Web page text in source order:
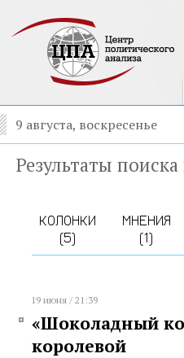
9 августа, воскресенье
Результаты поиска
КОЛОНКИ
(5)
МНЕНИЯ
(1)
19 июня / 21:39
«Шоколадный
королевой